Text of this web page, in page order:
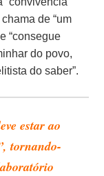
de “um
“consegue
do povo,
do saber”.
estar ao
tornando-